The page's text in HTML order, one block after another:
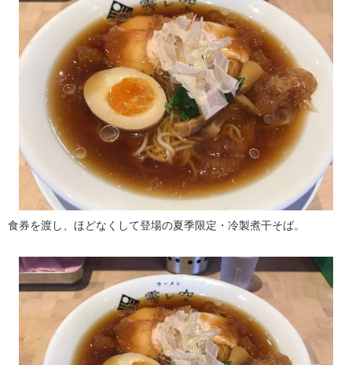
食券を渡し、ほどなくして登場の夏季限定・冷製煮干そば。